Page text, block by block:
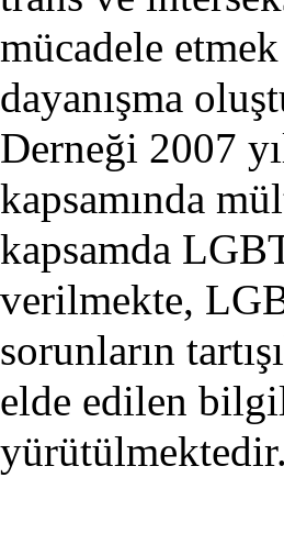
mücadele
dayanışma
Derneği 2007
kapsamında
kapsamda
verilmekte,
sorunların
elde edilen
yürütülmektedir.